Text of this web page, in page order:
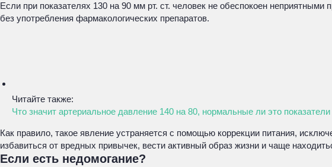
Если при показателях 130 на 90 мм рт. ст. человек не обеспокоен
без употребления фармакологических препаратов.
Читайте также:
Что значит артериальное давление 140 на 80, нормальные ли это
Как правило, такое явление устраняется с помощью коррекции питания,
избавиться от вредных привычек, вести активный образ жизни и чаще
Если есть недомогание?